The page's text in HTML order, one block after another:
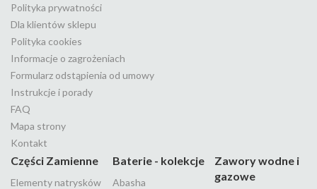
Polityka prywatności
Dla klientów sklepu
Polityka cookies
Informacje o zagrożeniach
Formularz odstąpienia od umowy
Instrukcje i porady
FAQ
Mapa strony
Kontakt
Części Zamienne
Elementy natrysków
Baterie - kolekcje
Abasha
Zawory wodne i
gazowe